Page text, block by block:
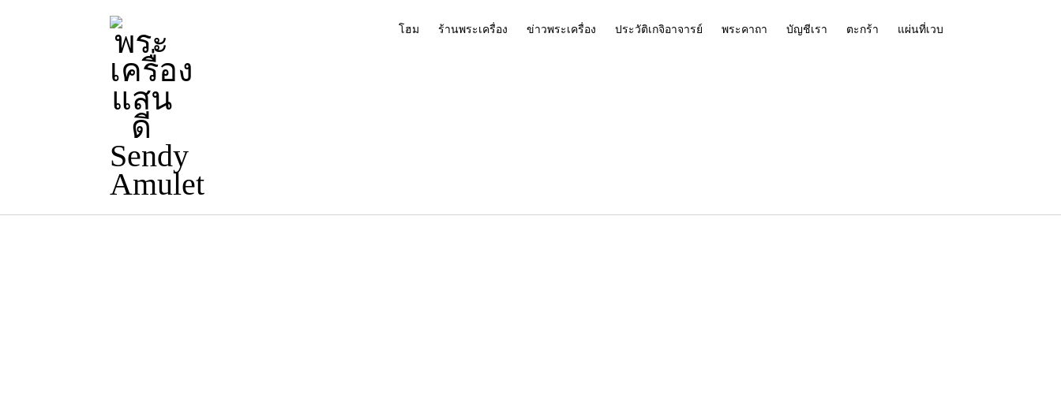
โฮม ร้านพระเครื่อง ข่าวพระเครื่อง ประวัติเกจิอาจารย์ พระคาถา บัญชีเรา ตะกร้า แผ่นที่เวบ